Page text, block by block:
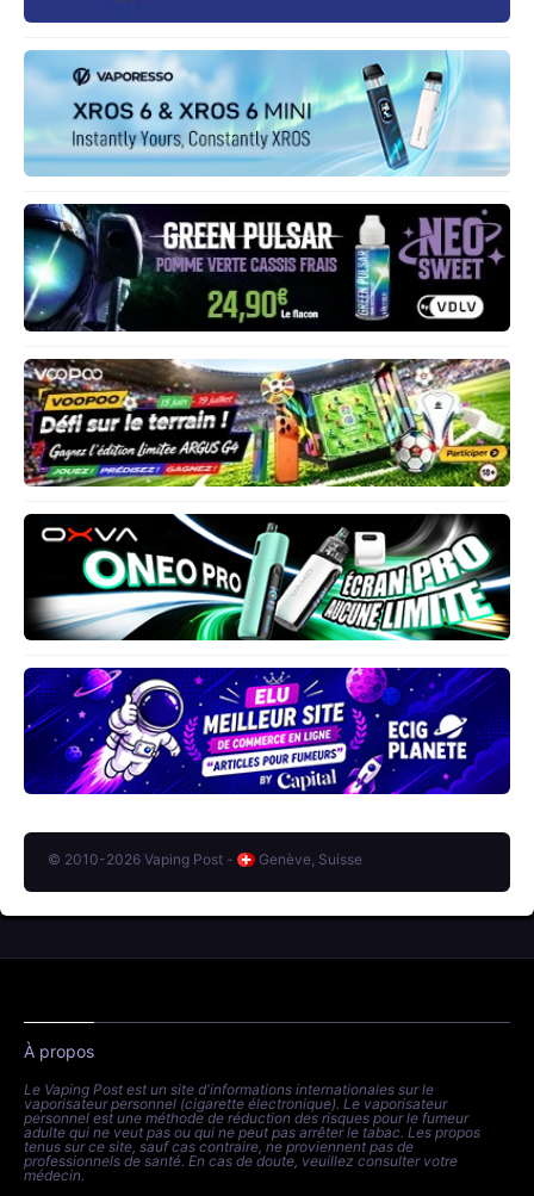
© 2010-2026 Vaping Post - Genève, Suisse
À propos
Le Vaping Post est un site d'informations internationales sur le
vaporisateur personnel (cigarette électronique). Le vaporisateur
personnel est une méthode de réduction des risques pour le fumeur
adulte qui ne veut pas ou qui ne peut pas arrêter le tabac. Les propos
tenus sur ce site, sauf cas contraire, ne proviennent pas de
professionnels de santé. En cas de doute, veuillez consulter votre
médecin.